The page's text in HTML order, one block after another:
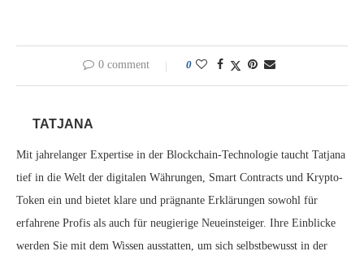
0 comment 0
TATJANA
Mit jahrelanger Expertise in der Blockchain-Technologie taucht Tatjana
tief in die Welt der digitalen Währungen, Smart Contracts und Krypto-
Token ein und bietet klare und prägnante Erklärungen sowohl für
erfahrene Profis als auch für neugierige Neueinsteiger. Ihre Einblicke
werden Sie mit dem Wissen ausstatten, um sich selbstbewusst in der